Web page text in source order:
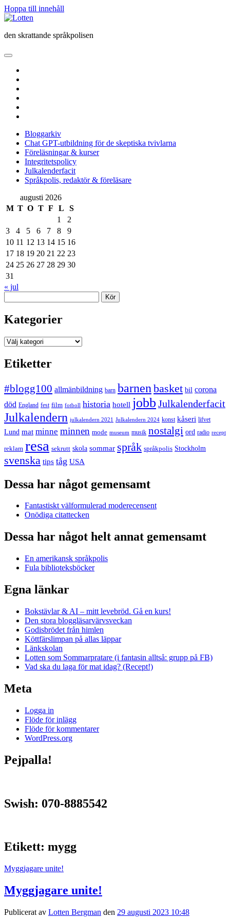
Hoppa till innehåll
Lotten
den skrattande språkpolisen
öppna
meny
Bloggarkiv
Chat GPT-utbildning för de skeptiska tvivlarna
Föreläsningar & kurser
Integritetspolicy
Julkalenderfacit
Språkpolis, redaktör & föreläsare
Sidopanel
augusti 2026
M T O T F L
S
1
2
3
4 5 6 7 8
9
10 11 12 13 14 15 16
17 18 19 20 21 22 23
24 25 26 27 28 29 30
31
« jul
Kategorier
Kategorier
Etiketter
#blogg100 allmänbildning barn barnen basket bil corona
död England fest film fotboll historia hotell jobb Julkalenderfacit
Julkalendern julkalendern 2021 Julkalendern 2024 konst kåseri lifvet
Lund mat minne minnen mode museum musik nostalgi ord radio recept
reklam resa sekrutt skola sommar språk språkpolis Stockholm
svenska tips tåg USA
Dessa har något gemensamt
Fantastiskt välformulerad moderecensent
Onödiga citattecken
Dessa har något helt annat gemensamt
En amerikansk språkpolis
Fula biblioteksböcker
Egna länkar
Bokstävlar & AI – mitt levebröd. Gå en kurs!
Den stora bloggläsarvärvsveckan
Godisbrödet från himlen
Köttfärslimpan på allas läppar
Länkskolan
Lotten som Sommarpratare (i fantasin alltså: grupp på FB)
Vad ska du laga för mat idag? (Recept!)
Meta
Logga in
Flöde för inlägg
Flöde för kommentarer
WordPress.org
Pejpalla!
Swish: 070-8885542
Etikett: mygg
Myggjagare unite!
Myggjagare unite!
Publicerat av Lotten Bergman den 29 augusti 2023 10:48